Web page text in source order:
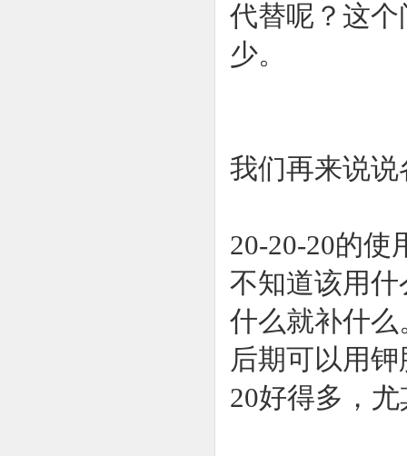
代替呢？这
少。
我们再来说说
20-20-20的使
不知道该用什
什么就补什
后期可以用
20好得多，